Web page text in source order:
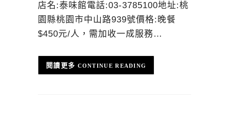
店名:泰味館電話:03-3785100地址:桃
園縣桃園市中山路939號價格:晚餐
$450元/人，需加收一成服務…
CONTINUE READING